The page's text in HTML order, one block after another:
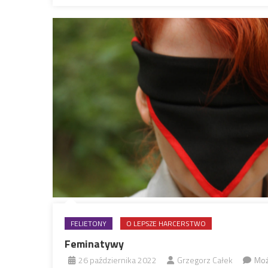
FELIETONY O LEPSZE HARCERSTWO
Feminatywy
26 października 2022 Grzegorz Całek